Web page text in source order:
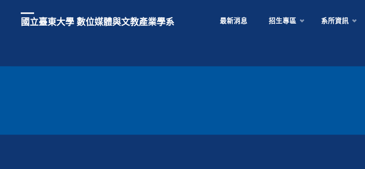
國立臺東大學 數位媒體與文教產業學系 最新消息 招生專區 系所資訊